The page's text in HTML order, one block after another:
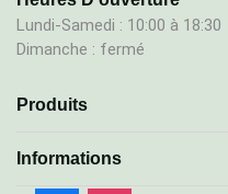
Lundi-Samedi : 10:00 à 18:30
Dimanche : fermé
Produits
Informations